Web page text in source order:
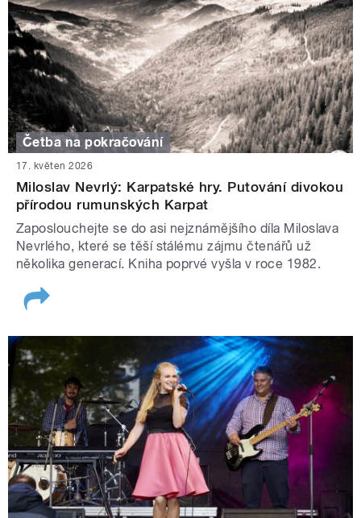
Četba na pokračování
17. květen 2026
Miloslav Nevrlý: Karpatské hry. Putování divokou
přírodou rumunských Karpat
Zaposlouchejte se do asi nejznámějšího díla Miloslava
Nevrlého, které se těší stálému zájmu čtenářů už
několika generací. Kniha poprvé vyšla v roce 1982.